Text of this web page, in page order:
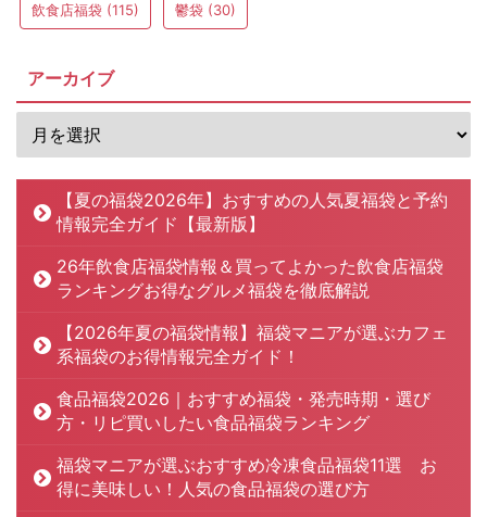
飲食店福袋 (115) 鬱袋 (30)
アーカイブ
【夏の福袋2026年】おすすめの人気夏福袋と予約
情報完全ガイド【最新版】
26年飲食店福袋情報＆買ってよかった飲食店福袋
ランキングお得なグルメ福袋を徹底解説
【2026年夏の福袋情報】福袋マニアが選ぶカフェ
系福袋のお得情報完全ガイド！
食品福袋2026｜おすすめ福袋・発売時期・選び
方・リピ買いしたい食品福袋ランキング
福袋マニアが選ぶおすすめ冷凍食品福袋11選 お
得に美味しい！人気の食品福袋の選び方